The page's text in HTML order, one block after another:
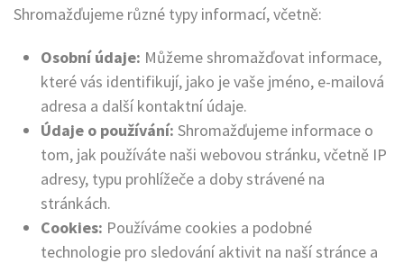
Shromažďujeme různé typy informací, včetně:
Osobní údaje: Můžeme shromažďovat informace,
které vás identifikují, jako je vaše jméno, e-mailová
adresa a další kontaktní údaje.
Údaje o používání: Shromažďujeme informace o
tom, jak používáte naši webovou stránku, včetně IP
adresy, typu prohlížeče a doby strávené na
stránkách.
Cookies: Používáme cookies a podobné
technologie pro sledování aktivit na naší stránce a